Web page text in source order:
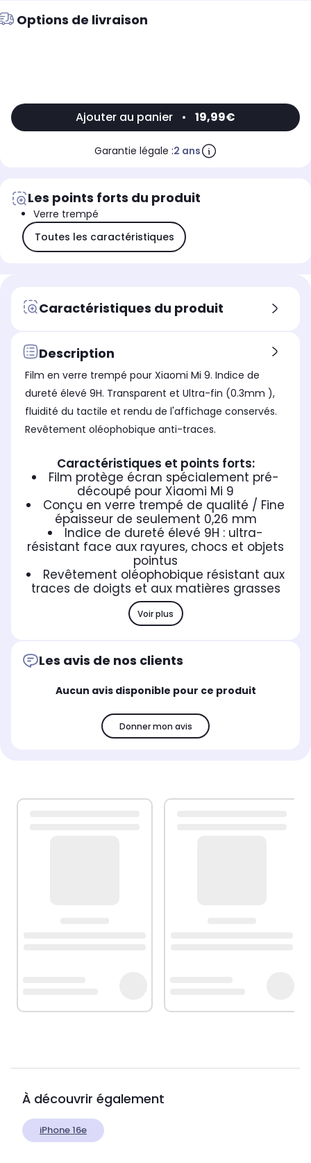
Options de livraison
Ajouter au panier • 19,99€
Garantie légale :2 ans
Les points forts du produit
Verre trempé
Toutes les caractéristiques
Caractéristiques du produit
Description
Film en verre trempé pour Xiaomi Mi 9. Indice de
dureté élevé 9H. Transparent et Ultra-fin (0.3mm ),
fluidité du tactile et rendu de l'affichage conservés.
Revêtement oléophobique anti-traces.
Caractéristiques et points forts:
Film protège écran spécialement pré-
découpé pour Xiaomi Mi 9
Conçu en verre trempé de qualité / Fine
épaisseur de seulement 0,26 mm
Indice de dureté élevé 9H : ultra-
résistant face aux rayures, chocs et objets
pointus
Revêtement oléophobique résistant aux
traces de doigts et aux matières grasses
Voir plus
Les avis de nos clients
Aucun avis disponible pour ce produit
Donner mon avis
À découvrir également
iPhone 16e